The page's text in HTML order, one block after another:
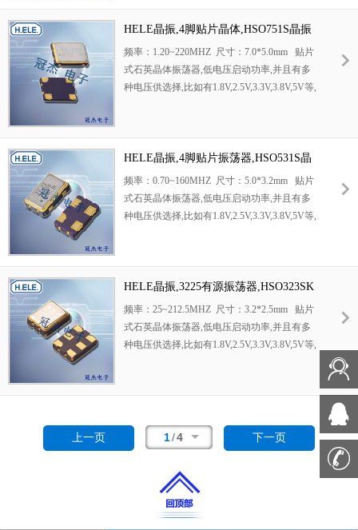
Express的SDH / SONET发射基站等领域.符合
RoHS/无铅.
HELE晶振,4脚贴片晶体,HSO751S晶振
频率：1.20~220MHZ 尺寸：7.0*5.0mm 贴片
式石英晶体振荡器,低电压启动功率,并且有多
种电压供选择,比如有1.8V,2.5V,3.3V,3.8V,5V等,
Express的SDH / SONET发射基站等领域.符合
RoHS/无铅.
HELE晶振,4脚贴片振荡器,HSO531S晶
振
频率：0.70~160MHZ 尺寸：5.0*3.2mm 贴片
式石英晶体振荡器,低电压启动功率,并且有多
种电压供选择,比如有1.8V,2.5V,3.3V,3.8V,5V等,
Express的SDH / SONET发射基站等领域.符合
RoHS/无铅.
HELE晶振,3225有源振荡器,HSO323SK
晶振
频率：25~212.5MHZ 尺寸：3.2*2.5mm 贴片
式石英晶体振荡器,低电压启动功率,并且有多
种电压供选择,比如有1.8V,2.5V,3.3V,3.8V,5V等,
Express的SDH / SONET发射基站等领域.符合
上一页 1/4 下一页